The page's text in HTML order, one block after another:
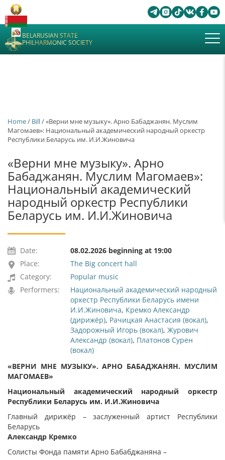
BELARUSIAN STATE
PHILHARMONIC SOCIETY
Home/ Bill/ «Верни мне музыку». Арно Бабаджанян. Муслим
Магомаев»: Национальный академический народный оркестр
Республики Беларусь им. И.И.Жиновича
«Верни мне музыку». Арно
Бабаджанян. Муслим Магомаев»:
Национальный академический
народный оркестр Республики
Беларусь им. И.И.Жиновича
Date:
08.02.2026 beginning at 19:00
Place:
The Big concert hall
Category:
Popular music
Performers:
Национальный академический народный
оркестр Республики Беларусь имени
И.И.Жиновича, Кремко Александр
(дирижёр), Рачицкая Анастасия (вокал),
Задорожный Игорь (вокал), Журович
Александр (вокал), Платонов Сурен
(вокал)
«ВЕРНИ МНЕ МУЗЫКУ». АРНО БАБАДЖАНЯН. МУСЛИМ
МАГОМАЕВ»
Национальный академический народный оркестр
Республики Беларусь им. И.И.Жиновича
Главный дирижёр – заслуженный артист Республики
Беларусь
Александр Кремко
Солисты Фонда памяти Арно Бабабджаняна –